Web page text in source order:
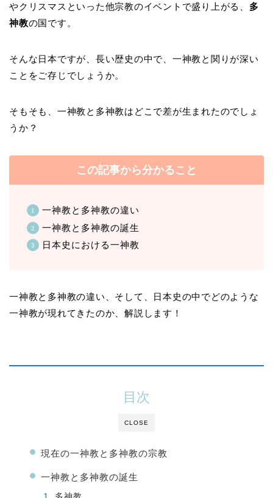
やクリスマスといった他宗教のイベントで盛り上がる、 多
神教の国です。
そんな日本ですが、長い歴史の中で、一神教と関りが深い
ことをご存じでしょうか。
そもそも、一神教と多神教はどこで差が生まれたのでしょ
うか？
この記事から分かること
一神教と多神教の違い
一神教と多神教の誕生
日本史における一神教
一神教と多神教の違い、そして、日本史の中でどのような
一神教が現れてきたのか、解説します！
CLOSE
目次
現在の一神教と多神教の宗教
一神教と多神教の誕生